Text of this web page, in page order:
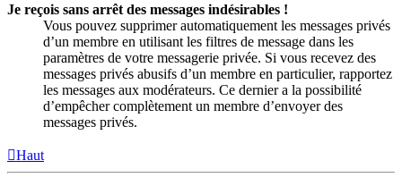
Je reçois sans arrêt des messages indésirables !
Vous pouvez supprimer automatiquement les messages privés
d’un membre en utilisant les filtres de message dans les
paramètres de votre messagerie privée. Si vous recevez des
messages privés abusifs d’un membre en particulier, rapportez
les messages aux modérateurs. Ce dernier a la possibilité
d’empêcher complètement un membre d’envoyer des
messages privés.
Haut